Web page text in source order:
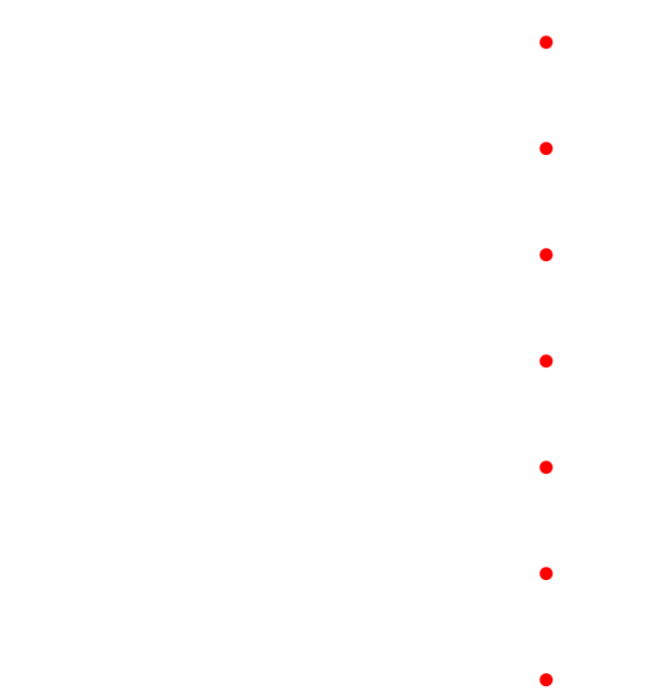
●
●
●
●
●
●
●